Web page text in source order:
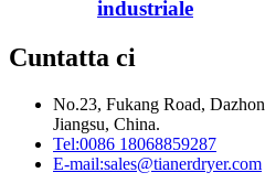
industriale
Cuntatta ci
No.23, Fukang Road,
Jiangsu, China.
Tel:0086 18068859287
E-mail:sales@tianerdryer.com